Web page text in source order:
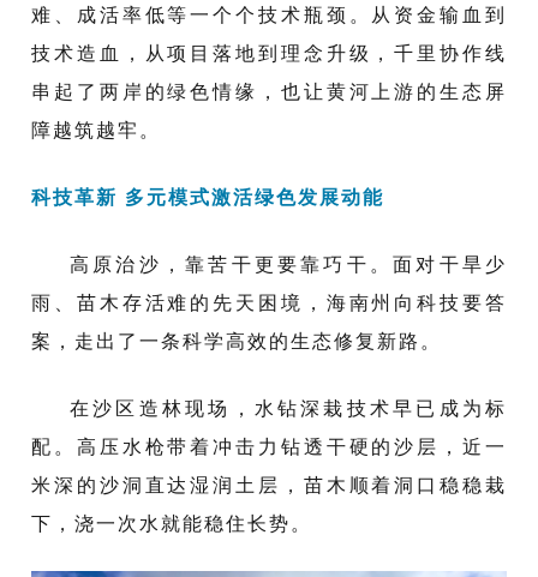
难、成活率低等一个个技术瓶颈。从资金输血到
技术造血，从项目落地到理念升级，千里协作线
串起了两岸的绿色情缘，也让黄河上游的生态屏
障越筑越牢。
科技革新 多元模式激活绿色发展动能
高原治沙，靠苦干更要靠巧干。面对干旱少
雨、苗木存活难的先天困境，海南州向科技要答
案，走出了一条科学高效的生态修复新路。
在沙区造林现场，水钻深栽技术早已成为标
配。高压水枪带着冲击力钻透干硬的沙层，近一
米深的沙洞直达湿润土层，苗木顺着洞口稳稳栽
下，浇一次水就能稳住长势。